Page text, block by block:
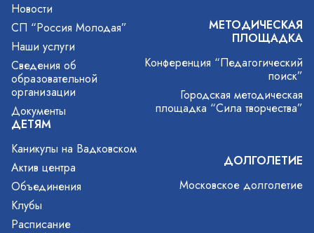
Новости
СП “Россия Молодая”
Наши услуги
Сведения об
образовательной
организации
Документы
ДЕТЯМ
Каникулы на Вадковском
Актив центра
Объединения
Клубы
Расписание
МЕТОДИЧЕСКАЯ
ПЛОЩАДКА
Конференция “Педагогический
поиск”
Городская методическая
площадка “Сила творчества”
ДОЛГОЛЕТИЕ
Московское долголетие